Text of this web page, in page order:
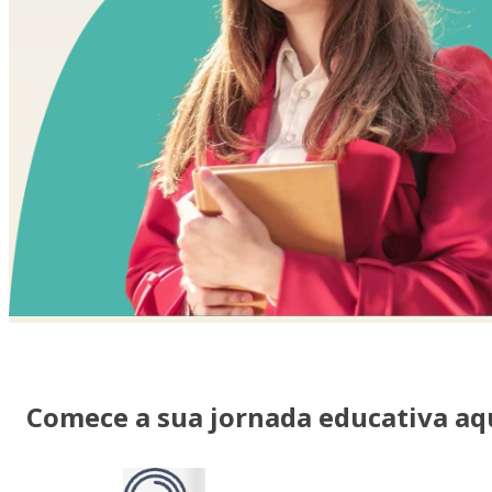
Comece a sua jornada educativa